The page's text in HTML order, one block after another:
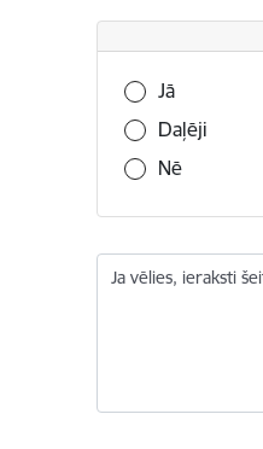
Vai šī
Jā
Daļēji
Nē
Ja vēlies, ieraksti